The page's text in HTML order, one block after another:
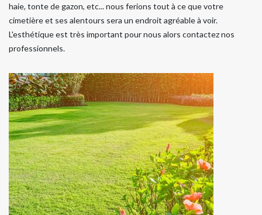
haie, tonte de gazon, etc... nous ferions tout à ce que votre
cimetière et ses alentours sera un endroit agréable à voir.
L'esthétique est très important pour nous alors contactez nos
professionnels.